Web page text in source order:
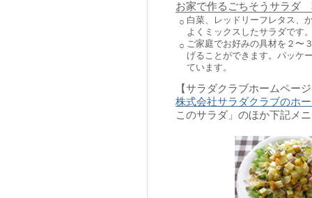
お家で作るごちそうサラダ
○ 白菜、レッドリーフレタス、
よくミックスしたサラダです
○ ご家庭でお好みの具材を２〜
げることができます。パッケ
ています。
【サラダクラブホームペー
株式会社サラダクラブのホ
このサラダ」のほか下記メ